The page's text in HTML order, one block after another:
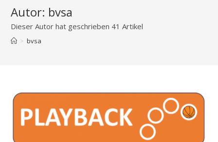
Autor: bvsa
Dieser Autor hat geschrieben 41 Artikel
> bvsa